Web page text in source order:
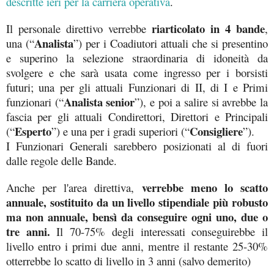
Il personale direttivo verrebbe riarticolato in 4 bande,
una (“Analista”) per i Coadiutori attuali che si presentino
e superino la selezione straordinaria di idoneità da
svolgere e che sarà usata come ingresso per i borsisti
futuri; una per gli attuali Funzionari di II, di I e Primi
funzionari (“Analista senior”), e poi a salire si avrebbe la
fascia per gli attuali Condirettori, Direttori e Principali
(“Esperto”) e una per i gradi superiori (“Consigliere”).
I Funzionari Generali sarebbero posizionati al di fuori
dalle regole delle Bande.
Anche per l'area direttiva, verrebbe meno lo scatto
annuale, sostituito da un livello stipendiale più robusto
ma non annuale, bensì da conseguire ogni uno, due o
tre anni. Il 70-75% degli interessati conseguirebbe il
livello entro i primi due anni, mentre il restante 25-30%
otterrebbe lo scatto di livello in 3 anni (salvo demerito)